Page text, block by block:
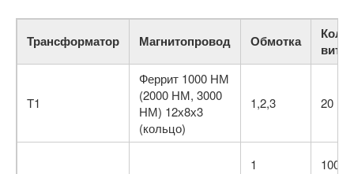
Трансформатор Магнитопровод Обмотка
T1
Феррит 1000 НМ
(2000 НМ, 3000
НМ) 12х8х3
(кольцо)
1,2,3 20
1 100